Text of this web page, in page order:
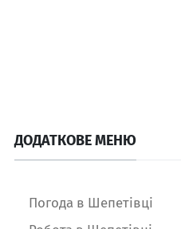
ДОДАТКОВЕ МЕНЮ
Погода в Шепетівці